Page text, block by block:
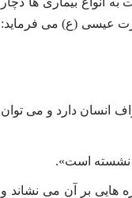
عیسی (ع) می فرماید:
انسان دارد و می‌ توان
نشسته است».
هایی بر آن می ‌نشاند و